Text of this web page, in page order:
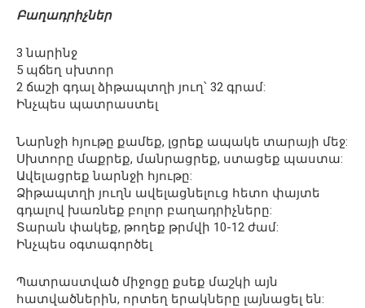
Բաղադրիչներ
3 նարինջ
5 պճեղ սխտոր
2 ճաշի գդալ ձիթապտղի յուղ՝ 32 գրամ:
Ինչպես պատրաստել
Նարնջի հյութը քամեք, լցրեք ապակե տարայի մեջ:
Սխտորը մաքրեք, մանրացրեք, ստացեք պաստա:
Ավելացրեք նարնջի հյութը:
Ձիթապտղի յուղն ավելացնելուց հետո փայտե
գդալով խառնեք բոլոր բաղադրիչները:
Տարան փակեք, թողեք թրմվի 10-12 ժամ:
Ինչպես օգտագործել
Պատրաստված միջոցը քսեք մաշկի այն
հատվածներին, որտեղ երակները լայնացել են: